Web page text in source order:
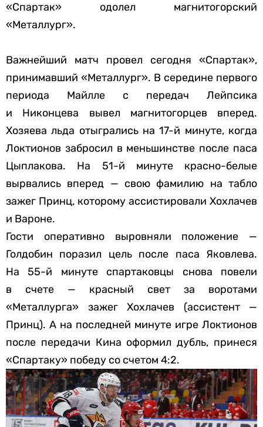
«Спартак» одолел магнитогорский
«Металлург».
Важнейший матч провел сегодня «Спартак»,
принимавший «Металлург». В середине первого
периода Майлле с передач Лейпсика
и Никонцева вывел магнитогорцев вперед.
Хозяева льда отыгрались на 17-й минуте, когда
Локтионов забросил в меньшинстве после паса
Цыплакова. На 51-й минуте красно-белые
вырвались вперед — свою фамилию на табло
зажег Принц, которому ассистировали Хохлачев
и Вароне.
Гости оперативно выровняли положение —
Голдобин поразил цель после паса Яковлева.
На 55-й минуте спартаковцы снова повели
в счете — красный свет за воротами
«Металлурга» зажег Хохлачев (ассистент —
Принц). А на последней минуте игре Локтионов
после передачи Кина оформил дубль, принеся
«Спартаку» победу со счетом 4:2.